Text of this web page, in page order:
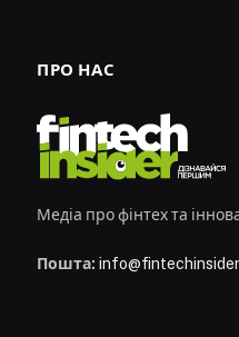
ПРО НАС
Медіа про фінтех та
Пошта: